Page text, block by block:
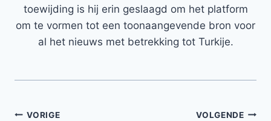
toewijding is hij erin geslaagd om het platform
om te vormen tot een toonaangevende bron voor
al het nieuws met betrekking tot Turkije.
VORIGE VOLGENDE